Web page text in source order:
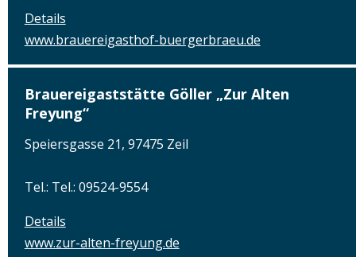
Details
www.brauereigasthof-buergerbraeu.de
Brauereigaststätte Göller „Zur Alten
Freyung“
Speiersgasse 21, 97475 Zeil
Tel.: Tel.: 09524-9554
Details
www.zur-alten-freyung.de